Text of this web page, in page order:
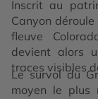
Inscrit au
Canyon
fleuve
devient alors
traces visibles
Le survol du
moyen le plus